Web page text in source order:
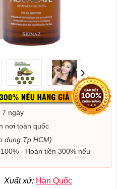
›
ngày
nơi toàn quốc
dụng Tp HCM)
- Hoàn tiền 300% nếu
Xuất xứ: Hàn Quốc